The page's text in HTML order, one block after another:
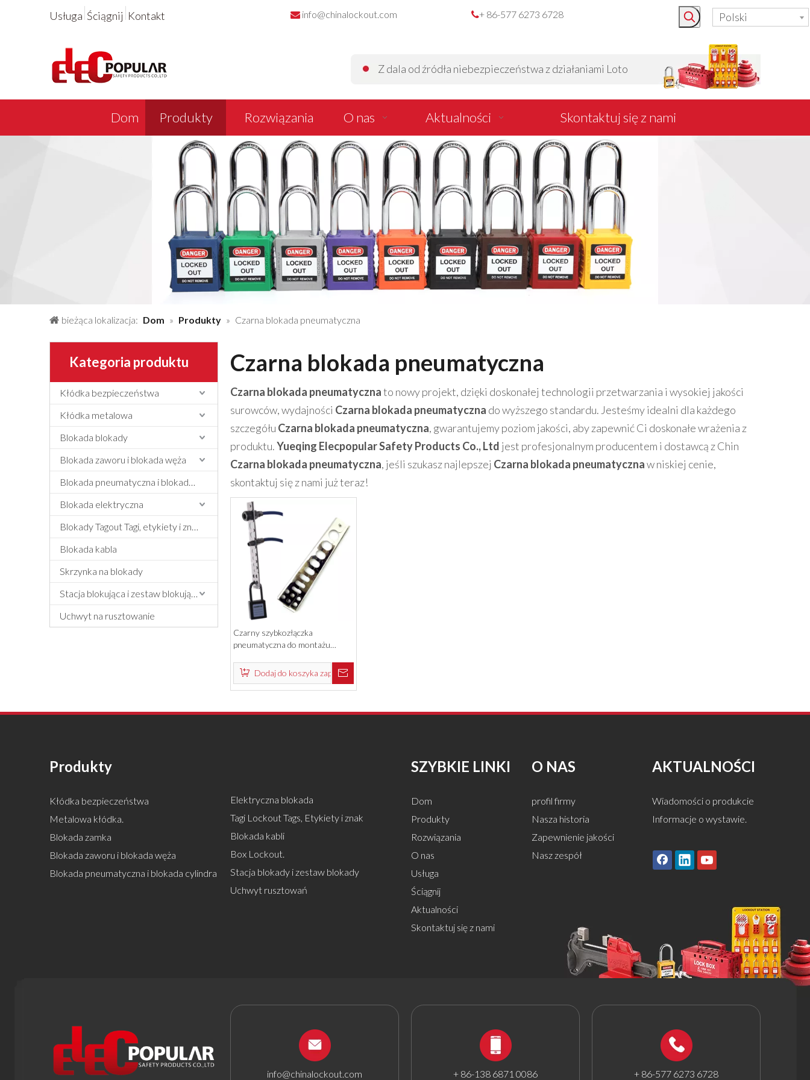
Usługa Ściągnij Kontakt  info@chinalockout.com + 86-577 6273 6728 Polski
Z dala od źródła niebezpieczeństwa z działaniami Loto
Dom Produkty Rozwiązania O nas Aktualności Skontaktuj się z nami
bieżąca lokalizacja: Dom » Produkty » Czarna blokada pneumatyczna
Kategoria produktu
Kłódka bezpieczeństwa
Kłódka metalowa
Blokada blokady
Blokada zaworu i blokada węża
Blokada pneumatyczna i blokada cylindra
Blokada elektryczna
Blokady Tagout Tagi, etykiety i znak
Blokada kabla
Skrzynka na blokady
Stacja blokująca i zestaw blokujący
Uchwyt na rusztowanie
Czarna blokada pneumatyczna
Czarna blokada pneumatycznato nowy projekt, dzięki doskonałej technologii przetwarzania i wysokiej jakości
surowców, wydajności Czarna blokada pneumatyczna do wyższego standardu. Jesteśmy idealni dla każdego
szczegółu Czarna blokada pneumatyczna, gwarantujemy poziom jakości, aby zapewnić Ci doskonałe wrażenia z
produktu.Yueqing Elecpopular Safety Products Co., Ltd jest profesjonalnym producentem i dostawcą z Chin
Czarna blokada pneumatyczna, jeśli szukasz najlepszej Czarna blokada pneumatycznaw niskiej cenie,
skontaktuj się z nami już teraz!
Czarny szybkozłączka
pneumatyczna do montażu
Dodaj do koszyka zapytań
Produkty
Kłódka bezpieczeństwa
Metalowa kłódka.
Blokada zamka
Blokada zaworu i blokada węża
Blokada pneumatyczna i blokada cylindra
Elektryczna blokada
Tagi Lockout Tags, Etykiety i znak
Blokada kabli
Box Lockout.
Stacja blokady i zestaw blokady
Uchwyt rusztowań
SZYBKIE LINKI
Dom
Produkty
Rozwiązania
O nas
Usługa
Ściągnij
Aktualności
Skontaktuj się z nami
O NAS
profil firmy
Nasza historia
Zapewnienie jakości
Nasz zespół
AKTUALNOŚCI
Wiadomości o produkcie
Informacje o wystawie.
info@chinalockout.com + 86-138 6871 0086 + 86-577 6273 6728